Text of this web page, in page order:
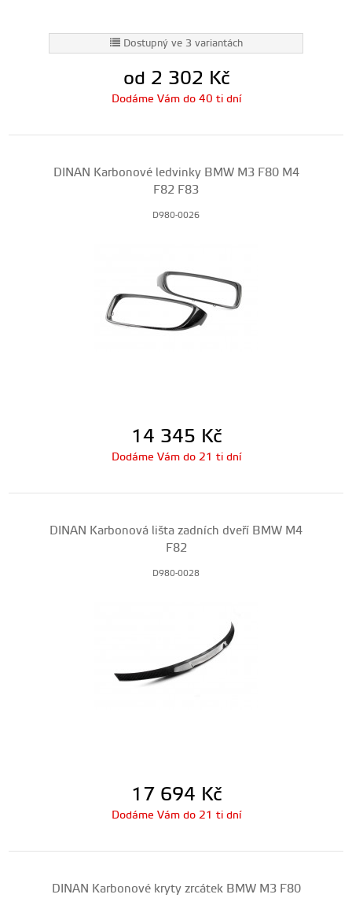
Dostupný ve 3 variantách
od 2 302 Kč
Dodáme Vám do 40 ti dní
DINAN Karbonové ledvinky BMW M3 F80 M4
F82 F83
D980-0026
14 345 Kč
Dodáme Vám do 21 ti dní
DINAN Karbonová lišta zadních dveří BMW M4
F82
D980-0028
17 694 Kč
Dodáme Vám do 21 ti dní
DINAN Karbonové kryty zrcátek BMW M3 F80